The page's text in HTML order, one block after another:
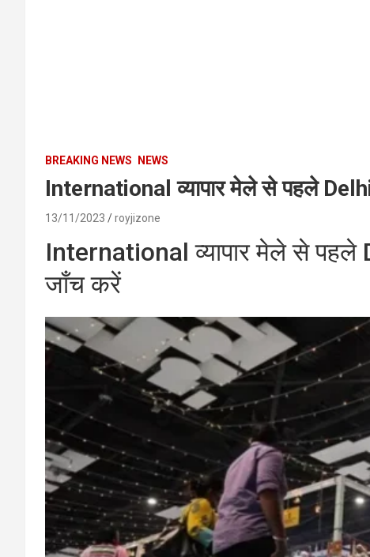
BREAKING NEWS NEWS
International व्यापार मेले से पहले
13/11/2023 royjizone
International व्यापार मेले से पहले
जाँच करें